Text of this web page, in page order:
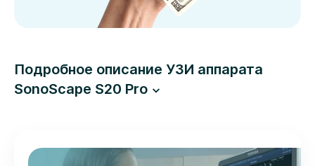
Подробное описание УЗИ аппарата
SonoScape S20 Pro